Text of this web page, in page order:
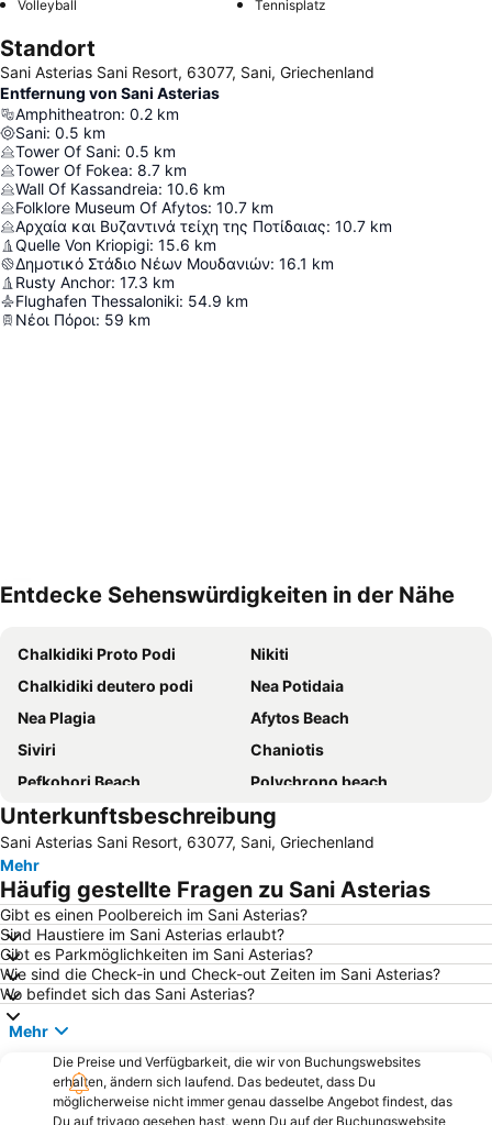
Volleyball Tennisplatz
Standort
Sani Asterias Sani Resort, 63077, Sani, Griechenland
Entfernung von Sani Asterias
Amphitheatron: 0.2 km
Sani: 0.5 km
Tower Of Sani: 0.5 km
Tower Of Fokea: 8.7 km
Wall Of Kassandreia: 10.6 km
Folklore Museum Of Afytos: 10.7 km
Αρχαία και Βυζαντινά τείχη της Ποτίδαιας: 10.7 km
Quelle Von Kriopigi: 15.6 km
Δημοτικό Στάδιο Νέων Μουδανιών: 16.1 km
Rusty Anchor: 17.3 km
Flughafen Thessaloniki: 54.9 km
Νέοι Πόροι: 59 km
Entdecke Sehenswürdigkeiten in der Nähe
Chalkidiki Proto Podi
Nikiti
Chalkidiki deutero podi
Nea Potidaia
Nea Plagia
Afytos Beach
Siviri
Chaniotis
Pefkohori Beach
Polychrono beach
Karidi Beach
Sunshine
Afytos
Lagomandra
Neos Marmaras
Porto Carras Grand Resort Golf Club
Agios Ioannis
Kallithea
Nea Skioni
Possidi
Waterland
Psakoudia
Gerakini
Strandpromenade
Sani
Kriopigi
Nea Fokea beach
Potidea
Elia 2
Unterkunftsbeschreibung
Sani Asterias Sani Resort, 63077, Sani, Griechenland
Mehr
Häufig gestellte Fragen zu Sani Asterias
Gibt es einen Poolbereich im Sani Asterias?
Sind Haustiere im Sani Asterias erlaubt?
Gibt es Parkmöglichkeiten im Sani Asterias?
Wie sind die Check-in und Check-out Zeiten im Sani Asterias?
Wo befindet sich das Sani Asterias?
Mehr
Die Preise und Verfügbarkeit, die wir von Buchungswebsites
erhalten, ändern sich laufend. Das bedeutet, dass Du
möglicherweise nicht immer genau dasselbe Angebot findest, das
Du auf trivago gesehen hast, wenn Du auf der Buchungswebsite